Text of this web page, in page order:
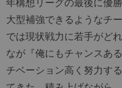
大型補強できるようなチ
では現状戦力に若手がど
なが『俺にもチャンスあ
チベーション高く努力す